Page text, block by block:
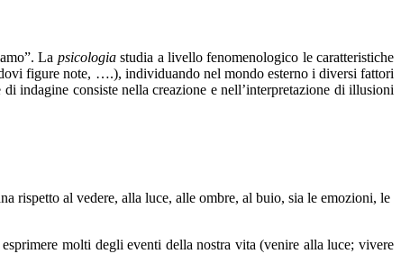
La psicologiastudia a livello fenomenologico le caratteristiche
figure note, ….), individuando nel mondo esterno i diversi fattori
indagine consiste nella creazione e nell’interpretazione di illusioni
rispetto al vedere, alla luce, alle ombre, al buio, sia le emozioni, le
molti degli eventi della nostra vita (venire alla luce; vivere